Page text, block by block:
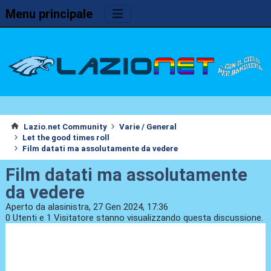
Menu principale
Lazio.net Community
Varie / General
Let the good times roll
Film datati ma assolutamente da vedere
Film datati ma assolutamente
da vedere
Aperto da alasinistra, 27 Gen 2024, 17:36
0 Utenti e 1 Visitatore stanno visualizzando questa discussione.